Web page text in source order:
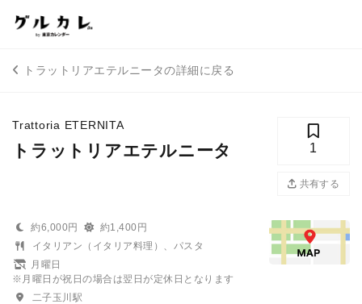
トラットリアエテルニータの詳細に戻る
Trattoria ETERNITA
トラットリアエテルニータ 1
共有する
約6,000円
約1,400円
イタリアン（イタリア料理）、パスタ
月曜日
※月曜日が祝日の場合は翌日が定休日となります
二子玉川駅